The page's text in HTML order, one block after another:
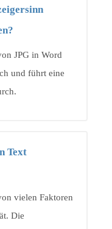
JPG in Word
und führt eine
Text
vielen Faktoren
Die